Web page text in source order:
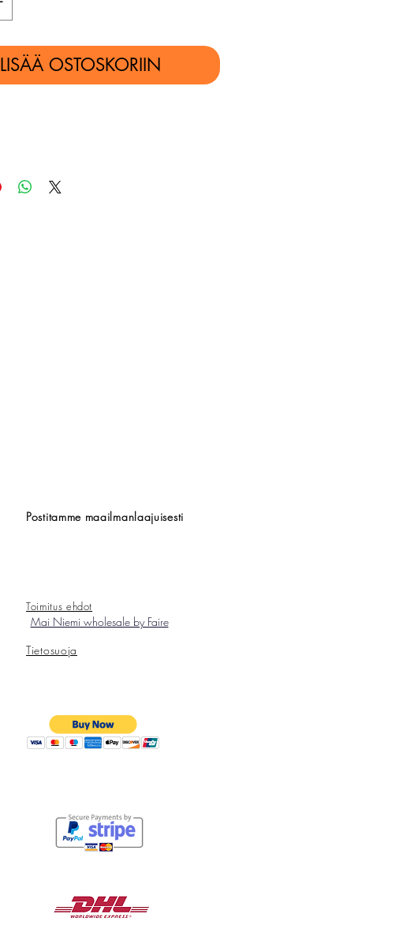
LISÄÄ OSTOSKORIIN
Postitamme maailmanlaajuisesti
Toimitus ehdot
Mai Niemi wholesale by Faire
Tietosuoja